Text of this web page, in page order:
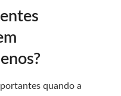
quando a